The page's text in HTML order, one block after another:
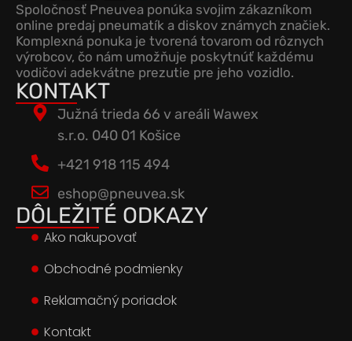
Spoločnosť Pneuvea ponúka svojim zákazníkom
online predaj pneumatík a diskov známych značiek.
Komplexná ponuka je tvorená tovarom od rôznych
výrobcov, čo nám umožňuje poskytnúť každému
vodičovi adekvátne prezutie pre jeho vozidlo.
KONTAKT
Južná trieda 66 v areáli Wawex
s.r.o. 040 01 Košice
+421 918 115 494
eshop@pneuvea.sk
DÔLEŽITÉ ODKAZY
Ako nakupovať
Obchodné podmienky
Reklamačný poriadok
Kontakt